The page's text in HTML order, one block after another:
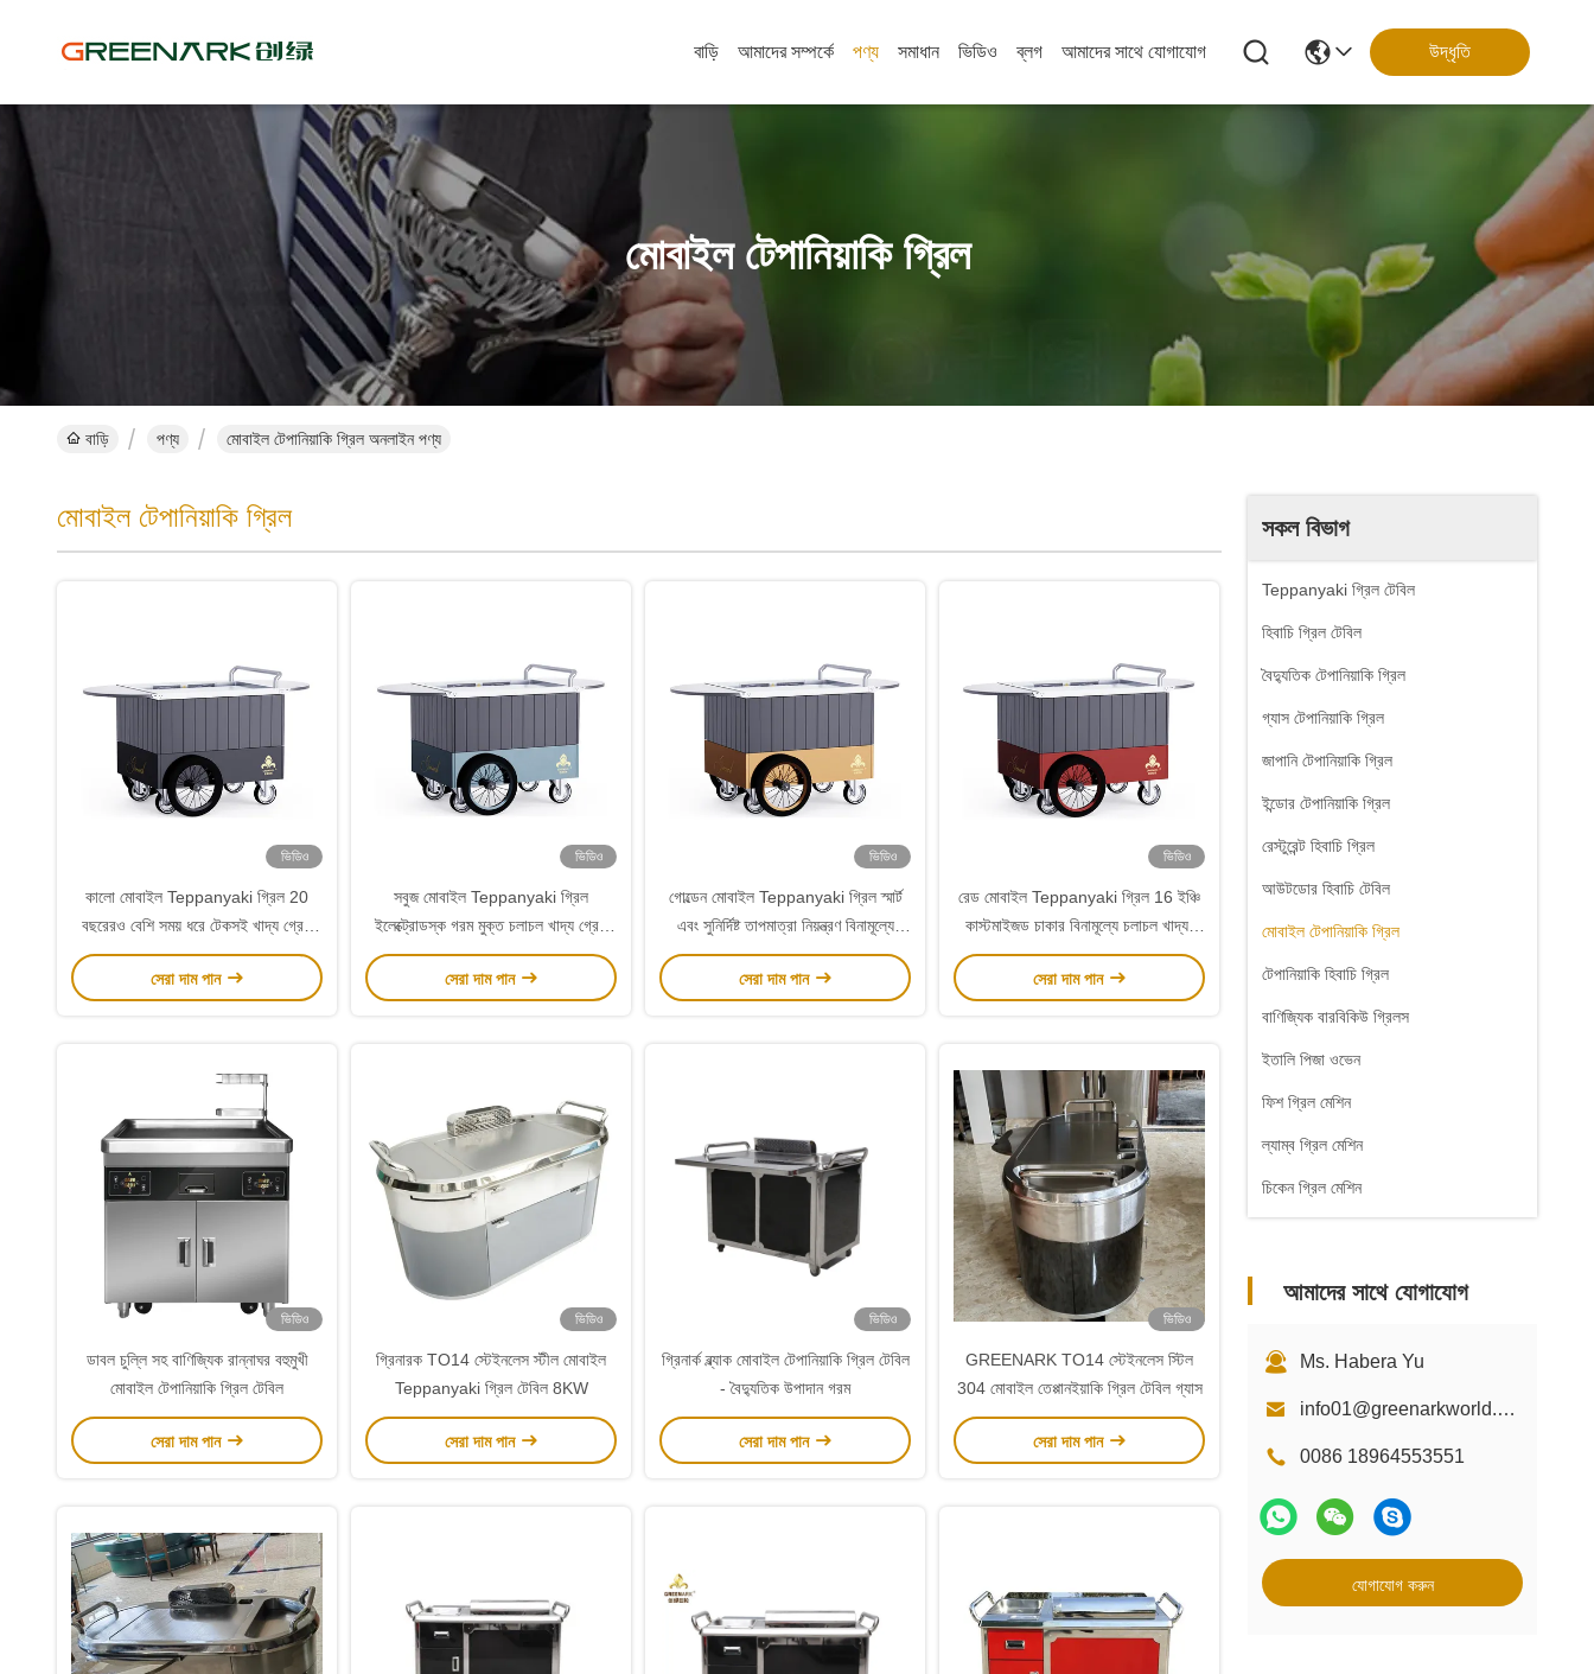
বাড়ি আমাদের সম্পর্কে পণ্য সমাধান ভিডিও ব্লগ আমাদের সাথে যোগাযোগ উদ্ধৃতি
মোবাইল টেপানিয়াকি গ্রিল
বাড়ি পণ্য মোবাইল টেপানিয়াকি গ্রিল অনলাইন পণ্য
সকল বিভাগ
Teppanyaki গ্রিল টেবিল
হিবাচি গ্রিল টেবিল
বৈদ্যুতিক টেপানিয়াকি গ্রিল
গ্যাস টেপানিয়াকি গ্রিল
জাপানি টেপানিয়াকি গ্রিল
ইন্ডোর টেপানিয়াকি গ্রিল
রেস্টুরেন্ট হিবাচি গ্রিল
আউটডোর হিবাচি টেবিল
মোবাইল টেপানিয়াকি গ্রিল
টেপানিয়াকি হিবাচি গ্রিল
বাণিজ্যিক বারবিকিউ গ্রিলস
ইতালি পিজা ওভেন
ফিশ গ্রিল মেশিন
ল্যাম্ব গ্রিল মেশিন
চিকেন গ্রিল মেশিন
আমাদের সাথে যোগাযোগ
Ms. Habera Yu
info01@greenarkworld.com
0086 18964553551
যোগাযোগ করুন
মোবাইল টেপানিয়াকি গ্রিল
ভিডিও
কালো মোবাইল Teppanyaki গ্রিল 20
বছরেরও বেশি সময় ধরে টেকসই খাদ্য গ্রেড
বোর্ড Hibachi গ্রিল টেবিল
সেরা দাম পান
ভিডিও
সবুজ মোবাইল Teppanyaki গ্রিল
ইলেক্ট্রোডস্ক গরম মুক্ত চলাচল খাদ্য গ্রেড
বোর্ড Hibachi গ্রিল টেবিল
সেরা দাম পান
ভিডিও
গোল্ডেন মোবাইল Teppanyaki গ্রিল স্মার্ট
এবং সুনির্দিষ্ট তাপমাত্রা নিয়ন্ত্রণ বিনামূল্যে
আন্দোলন খাদ্য গ্রেড বোর্ড Hibachi গ্রিল
টেবিল
সেরা দাম পান
ভিডিও
রেড মোবাইল Teppanyaki গ্রিল 16 ইঞ্চি
কাস্টমাইজড চাকার বিনামূল্যে চলাচল খাদ্য-
গ্রেড উপাদান Hibachi গ্রিল টেবিল
সেরা দাম পান
ভিডিও
ডাবল চুল্লি সহ বাণিজ্যিক রান্নাঘর বহুমুখী
মোবাইল টেপানিয়াকি গ্রিল টেবিল
সেরা দাম পান
ভিডিও
গ্রিনারক TO14 স্টেইনলেস স্টীল মোবাইল
Teppanyaki গ্রিল টেবিল 8KW
সেরা দাম পান
ভিডিও
গ্রিনার্ক ব্ল্যাক মোবাইল টেপানিয়াকি গ্রিল টেবিল
- বৈদ্যুতিক উপাদান গরম
সেরা দাম পান
ভিডিও
GREENARK TO14 স্টেইনলেস স্টিল
304 মোবাইল তেপ্পানইয়াকি গ্রিল টেবিল গ্যাস
সেরা দাম পান